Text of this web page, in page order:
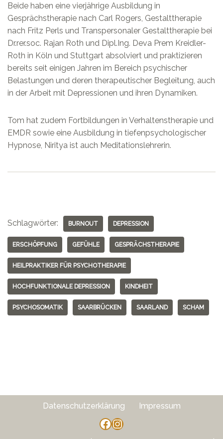
Beide haben eine vierjährige Ausbildung in
Gesprächstherapie nach Carl Rogers, Gestalttherapie
nach Fritz Perls und Transpersonaler Gestalttherapie bei
Dr.rer.soc. Rajan Roth und Dipl.Ing. Deva Prem Kreidler-
Roth in Köln und Stuttgart absolviert und praktizieren
bereits seit einigen Jahren im Bereich psychischer
Belastungen und deren therapeutischer Begleitung, auch
in der Arbeit mit Depressionen und ihren Dynamiken.
Tom hat zudem Fortbildungen in Verhaltenstherapie und
EMDR sowie eine Ausbildung in tiefenpsychologischer
Hypnose, Niritya ist auch Meditationslehrerin.
Schlagwörter: BURNOUT DEPRESSION
ERSCHÖPFUNG GEFÜHLE GESPRÄCHSTHERAPIE
HEILPRAKTIKER FÜR PSYCHOTHERAPIE
HOCHFUNKTIONALE DEPRESSION KINDHEIT
PSYCHOSOMATIK SAARBRÜCKEN SAARLAND SCHAM
Datenschutzerklärung Impressum